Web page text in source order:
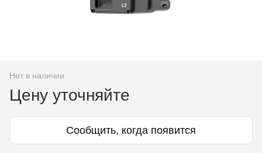
Нет в наличии
Цену уточняйте
Сообщить, когда появится